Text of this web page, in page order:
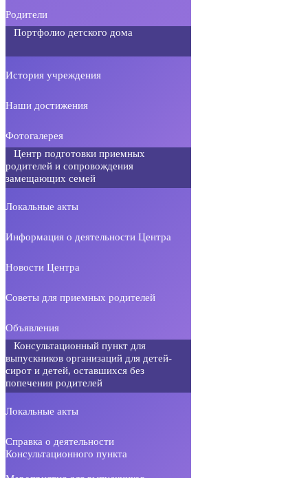
Родители
Портфолио детского дома
История учреждения
Наши достижения
Фотогалерея
Центр подготовки приемных
родителей и сопровождения
замещающих семей
Локальные акты
Информация о деятельности Центра
Новости Центра
Советы для приемных родителей
Объявления
Консультационный пункт для
выпускников организаций для детей-
сирот и детей, оставшихся без
попечения родителей
Локальные акты
Справка о деятельности
Консультационного пункта